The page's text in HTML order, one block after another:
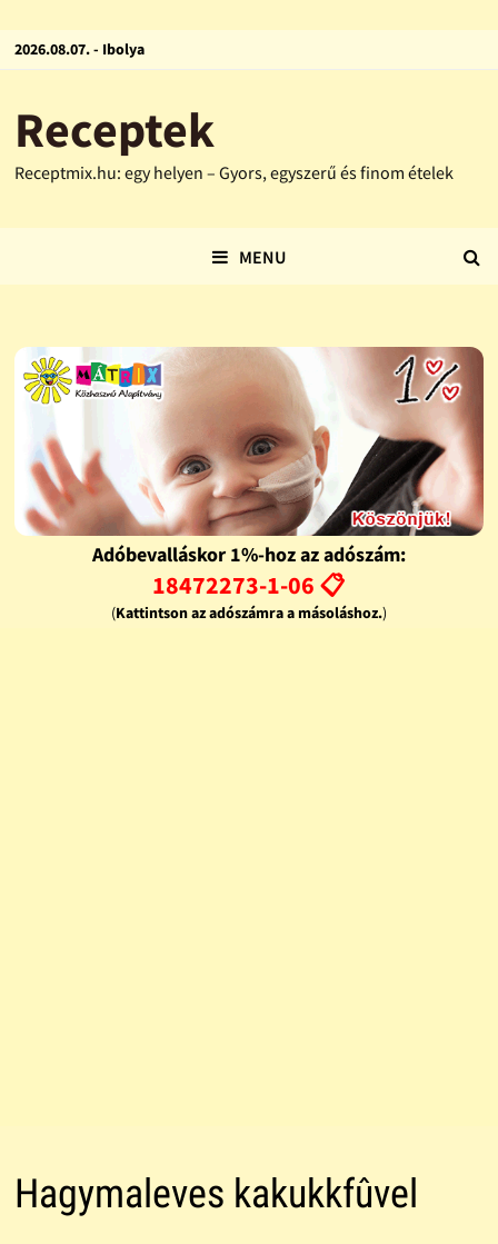
2026.08.07. - Ibolya
Receptek
Receptmix.hu: egy helyen – Gyors, egyszerű és finom ételek
MENU
Adóbevalláskor 1%-hoz az adószám:
18472273-1-06 📋
(Kattintson az adószámra a másoláshoz.)
Hagymaleves kakukkfûvel